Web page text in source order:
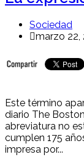
Sociedad
marzo 22,
Este término
diario The
abreviatura no
cumplen 175
impresa por...